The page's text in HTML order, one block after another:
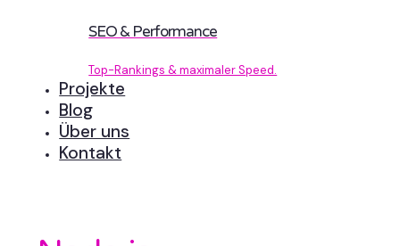
SEO & Performance
Top-Rankings & maximaler Speed.
Projekte
Blog
Über uns
Kontakt